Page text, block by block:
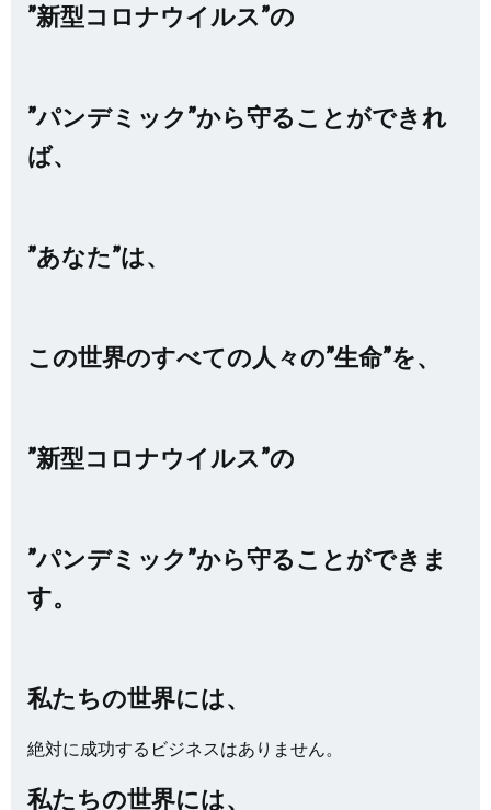
”新型コロナウイルス”の
”パンデミック”から守ることができれ
ば、
”あなた”は、
この世界のすべての人々の”生命”を、
”新型コロナウイルス”の
”パンデミック”から守ることができま
す。
私たちの世界には、
絶対に成功するビジネスはありません。
私たちの世界には、